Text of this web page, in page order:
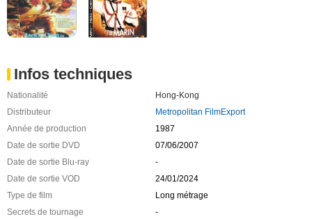
Infos techniques
Nationalité
Hong-Kong
Distributeur
Metropolitan FilmExport
Année de production
1987
Date de sortie DVD
07/06/2007
Date de sortie Blu-ray
-
Date de sortie VOD
24/01/2024
Type de film
Long métrage
Secrets de tournage
-